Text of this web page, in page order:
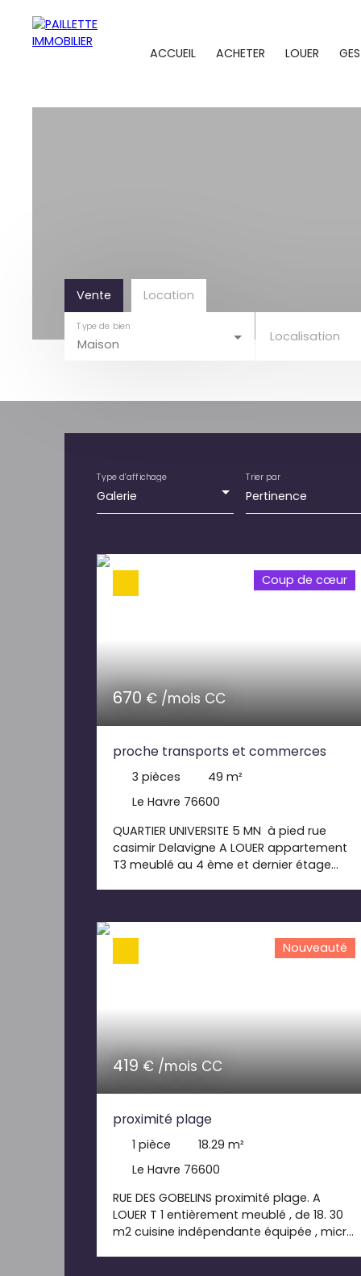
ACCUEIL ACHETER LOUER
Vente Location
Maison
Type de bien
Localisation
Galerie
Type d'affichage
Pertinence
Trier par
670€ /mois CC
Coup de cœur
proche transports et commerces
3 pièces 49 m²
Le Havre 76600
QUARTIER UNIVERSITE 5 MN à pied rue
casimir Delavigne A LOUER appartement
T3 meublé au 4 ème et dernier étage
entretien des communs. ordures
ménagères, internet dépôt de garantie
419€ /mois CC
Nouveauté
proximité plage
1 pièce 18.29 m²
Le Havre 76600
RUE DES GOBELINS proximité plage. A
LOUER T 1 entièrement meublé , de 18. 30
m2 cuisine indépendante équipée , micro